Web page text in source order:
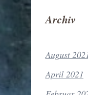
Archiv
August
April 2021